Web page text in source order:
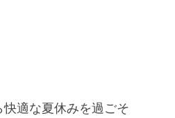
適な夏休みを過ごそ